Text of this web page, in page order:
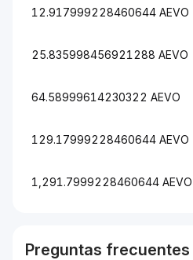
12.917999228460644 AEVO
25.835998456921288 AEVO
64.58999614230322 AEVO
129.17999228460644 AEVO
1,291.7999228460644 AEVO
Preguntas frecuentes